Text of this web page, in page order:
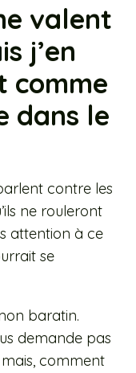
valent
j’en
comme
dans le
contre les
ne rouleront
attention à ce
se
baratin.
demande pas
mais, comment